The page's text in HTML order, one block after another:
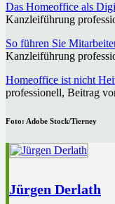
Das Homeoffice als
Kanzleiführung
So führen Sie
Kanzleiführung
Homeoffice ist nicht
professionell, Beitrag
Foto: Adobe Stock/Tierney
Jürgen Derlath